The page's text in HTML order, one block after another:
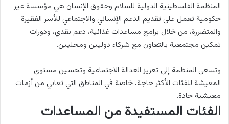
المنظمة الفلسطينية الدولية للسلام وحقوق الإنسان هي مؤسسة غير
حكومية تعمل على تقديم الدعم الإنساني والاجتماعي للأسر الفقيرة
والمتضررة، من خلال برامج مساعدات غذائية، دعم نقدي، ودورات
تمكين مجتمعية بالتعاون مع شركاء دوليين ومحليين.
وتسعى المنظمة إلى تعزيز العدالة الاجتماعية وتحسين مستوى
المعيشة للفئات الأكثر حاجة، خاصة في المناطق التي تعاني من أزمات
معيشية حادة.
الفئات المستفيدة من المساعدات